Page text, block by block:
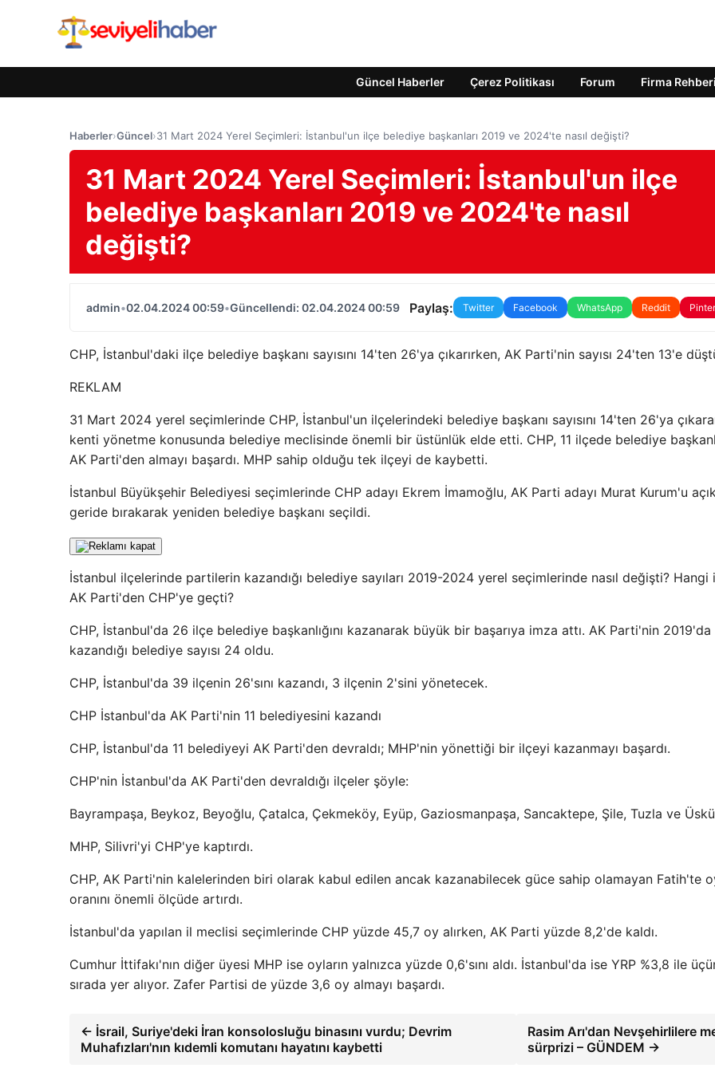
Güncel Haberler Çerez Politikası Forum Firma Rehberi
Haberler›Güncel›31 Mart 2024 Yerel Seçimleri: İstanbul'un ilçe belediye başkanları 2019 ve 2024'te nasıl değişti?
31 Mart 2024 Yerel Seçimleri: İstanbul'un ilçe
belediye başkanları 2019 ve 2024'te nasıl
değişti?
admin•02.04.2024 00:59•Güncellendi: 02.04.2024 00:59 Paylaş: Twitter Facebook WhatsApp Reddit
CHP, İstanbul'daki ilçe belediye başkanı sayısını 14'ten 26'ya çıkarırken, AK Parti'nin sayısı 24'ten 13'e
REKLAM
31 Mart 2024 yerel seçimlerinde CHP, İstanbul'un ilçelerindeki belediye başkanı sayısını 14'ten 26'ya
kenti yönetme konusunda belediye meclisinde önemli bir üstünlük elde etti. CHP, 11 ilçede belediye
AK Parti'den almayı başardı. MHP sahip olduğu tek ilçeyi de kaybetti.
İstanbul Büyükşehir Belediyesi seçimlerinde CHP adayı Ekrem İmamoğlu, AK Parti adayı Murat Kurum'u
geride bırakarak yeniden belediye başkanı seçildi.
İstanbul ilçelerinde partilerin kazandığı belediye sayıları 2019-2024 yerel seçimlerinde nasıl değişti? Hangi
AK Parti'den CHP'ye geçti?
CHP, İstanbul'da 26 ilçe belediye başkanlığını kazanarak büyük bir başarıya imza attı. AK Parti'nin 2019'da
kazandığı belediye sayısı 24 oldu.
CHP, İstanbul'da 39 ilçenin 26'sını kazandı, 3 ilçenin 2'sini yönetecek.
CHP İstanbul'da AK Parti'nin 11 belediyesini kazandı
CHP, İstanbul'da 11 belediyeyi AK Parti'den devraldı; MHP'nin yönettiği bir ilçeyi kazanmayı başardı.
CHP'nin İstanbul'da AK Parti'den devraldığı ilçeler şöyle:
Bayrampaşa, Beykoz, Beyoğlu, Çatalca, Çekmeköy, Eyüp, Gaziosmanpaşa, Sancaktepe, Şile, Tuzla ve
MHP, Silivri'yi CHP'ye kaptırdı.
CHP, AK Parti'nin kalelerinden biri olarak kabul edilen ancak kazanabilecek güce sahip olamayan Fatih'te
oranını önemli ölçüde artırdı.
İstanbul'da yapılan il meclisi seçimlerinde CHP yüzde 45,7 oy alırken, AK Parti yüzde 8,2'de kaldı.
Cumhur İttifakı'nın diğer üyesi MHP ise oyların yalnızca yüzde 0,6'sını aldı. İstanbul'da ise YRP %3,8 ile
sırada yer alıyor. Zafer Partisi de yüzde 3,6 oy almayı başardı.
← İsrail, Suriye'deki İran konsolosluğu binasını vurdu; Devrim
Muhafızları'nın kıdemli komutanı hayatını kaybetti
Rasim Arı'dan Nevşehirlilere
sürprizi – GÜNDEM →